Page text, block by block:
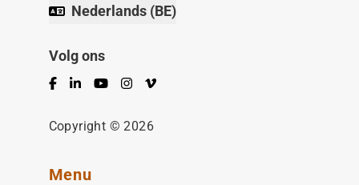
Nederlands (BE)
Volg ons
Facebook
LinkedInYouTubeInstagram
Vimeo
Copyright © 2026
Menu